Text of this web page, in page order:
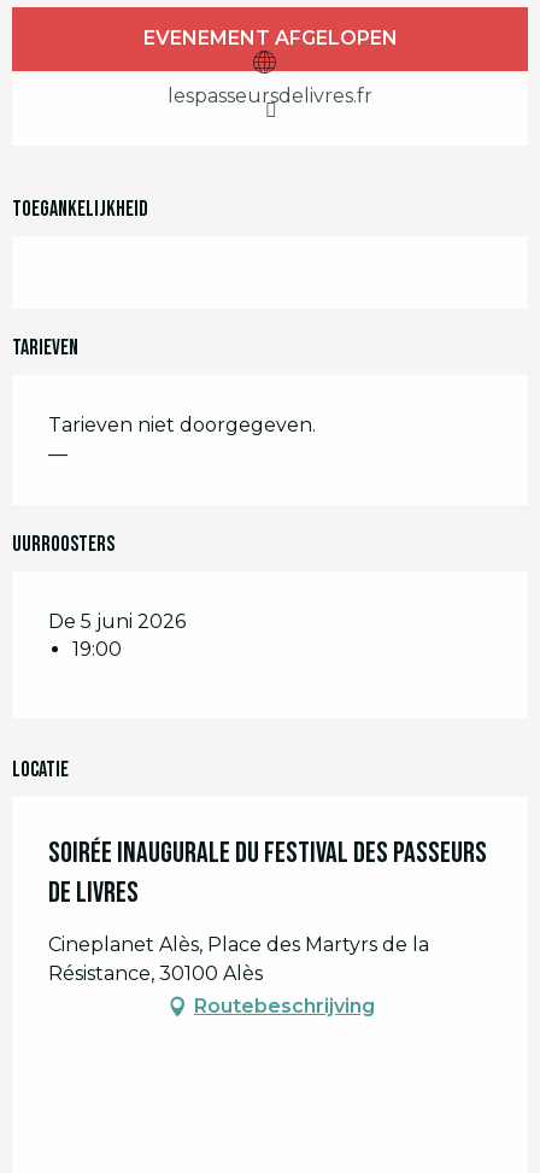
Openingstijden en contactgegevens
EVENEMENT AFGELOPEN
lespasseursdelivres.fr
Toegankelijkheid
Tarieven
Tarieven niet doorgegeven.
—
Uurroosters
De 5 juni 2026
19:00
Locatie
Soirée inaugurale du Festival des Passeurs
de livres
Cineplanet Alès, Place des Martyrs de la
Résistance, 30100 Alès
Routebeschrijving